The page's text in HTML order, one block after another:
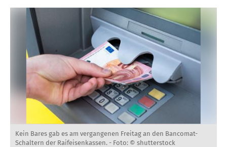
Kein Bares gab es am vergangenen Freitag an den Bancomat-
Schaltern der Raifeisenkassen. - Foto: © shutterstock